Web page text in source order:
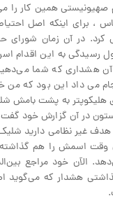
رژیم صهیونیستی همین کار
، برای اینکه اصل
کرد. در آن زمان شورای
رسیدگی به این اقدام
هشداری که شما
می داد این بود که من
هلیکوپتر به پشت بامش
در آن گزارش خود
غیر نظامی دارید
وقت اسمش را هم
الآن خود مراجع
هشدار که می‌گوید